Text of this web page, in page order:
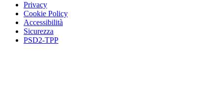
Privacy
Cookie Policy
Accessibilità
Sicurezza
PSD2-TPP